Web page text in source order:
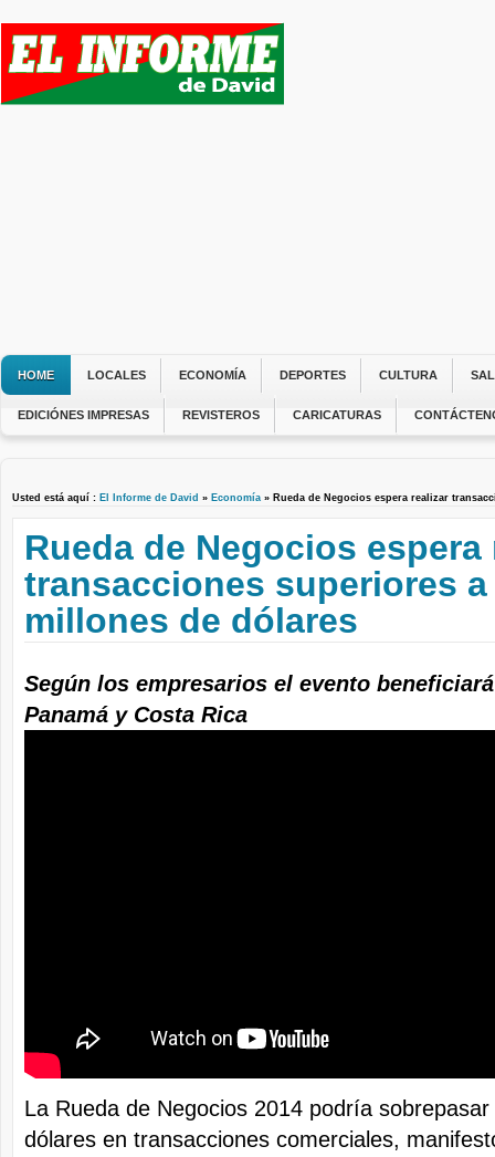
HOME LOCALES ECONOMÍA DEPORTES CULTURA
EDICIÓNES IMPRESAS REVISTEROS CARICATURAS
Usted está aquí : El Informe de David » Economía » Rueda de Negocios espera realizar
Rueda de Negocios espera
transacciones superiores
millones de dólares
Según los empresarios el evento
Panamá y Costa Rica
La Rueda de Negocios 2014 podría
dólares en transacciones comerciales,